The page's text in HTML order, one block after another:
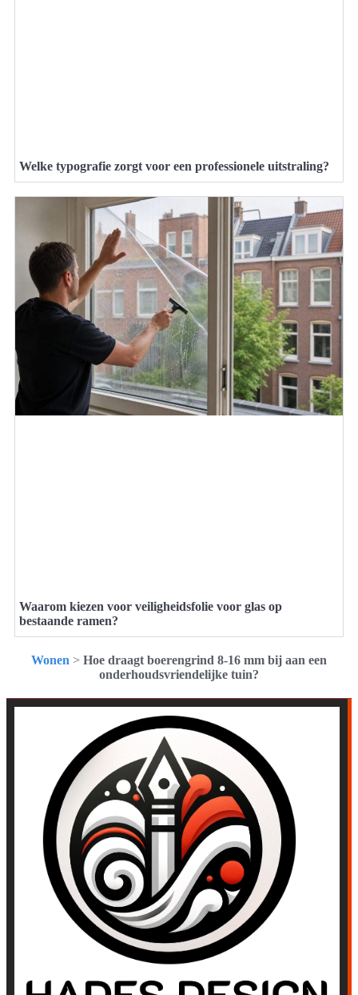
Welke typografie zorgt voor een professionele uitstraling?
Waarom kiezen voor veiligheidsfolie voor glas op
bestaande ramen?
Wonen > Hoe draagt boerengrind 8-16 mm bij aan een
onderhoudsvriendelijke tuin?